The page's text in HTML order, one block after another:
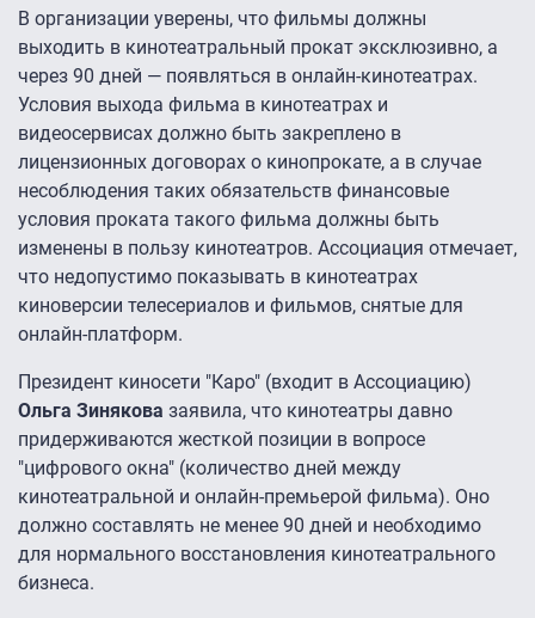
В организации уверены, что фильмы должны
выходить в кинотеатральный прокат эксклюзивно, а
через 90 дней — появляться в онлайн-кинотеатрах.
Условия выхода фильма в кинотеатрах и
видеосервисах должно быть закреплено в
лицензионных договорах о кинопрокате, а в случае
несоблюдения таких обязательств финансовые
условия проката такого фильма должны быть
изменены в пользу кинотеатров. Ассоциация отмечает,
что недопустимо показывать в кинотеатрах
киноверсии телесериалов и фильмов, снятые для
онлайн-платформ.
Президент киносети "Каро" (входит в Ассоциацию)
Ольга Зинякова заявила, что кинотеатры давно
придерживаются жесткой позиции в вопросе
"цифрового окна" (количество дней между
кинотеатральной и онлайн-премьерой фильма). Оно
должно составлять не менее 90 дней и необходимо
для нормального восстановления кинотеатрального
бизнеса.